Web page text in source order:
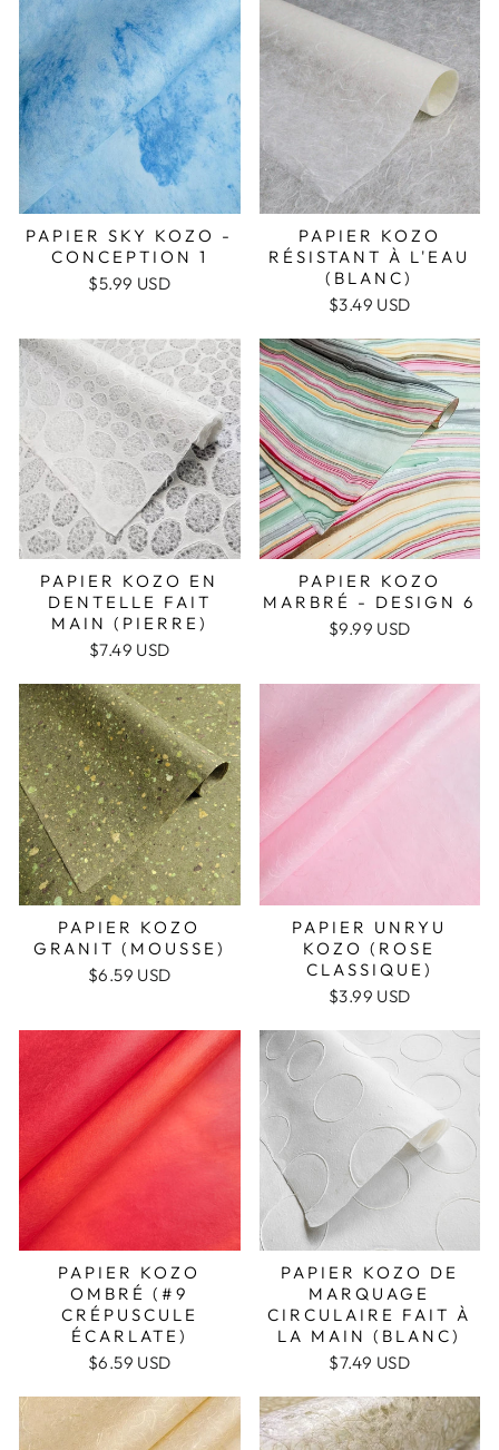
PAPIER SKY KOZO -
CONCEPTION 1
$5.99 USD
PAPIER KOZO
RÉSISTANT À L'EAU
(BLANC)
$3.49 USD
PAPIER KOZO EN
DENTELLE FAIT
MAIN (PIERRE)
$7.49 USD
PAPIER KOZO
MARBRÉ - DESIGN 6
$9.99 USD
PAPIER KOZO
GRANIT (MOUSSE)
$6.59 USD
PAPIER UNRYU
KOZO (ROSE
CLASSIQUE)
$3.99 USD
PAPIER KOZO
OMBRÉ (#9
CRÉPUSCULE
ÉCARLATE)
$6.59 USD
PAPIER KOZO DE
MARQUAGE
CIRCULAIRE FAIT À
LA MAIN (BLANC)
$7.49 USD